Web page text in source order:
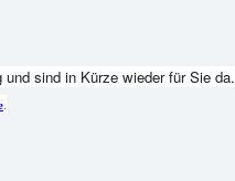
sind in Kürze wieder für Sie da.
.